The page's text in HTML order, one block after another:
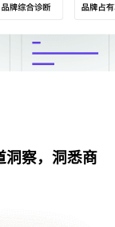
洞察，洞悉商